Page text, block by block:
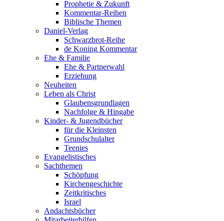
Prophetie & Zukunft
Kommentar-Reihen
Biblische Themen
Daniel-Verlag
Schwarzbrot-Reihe
de Koning Kommentar
Ehe & Familie
Ehe & Partnerwahl
Erziehung
Neuheiten
Leben als Christ
Glaubensgrundlagen
Nachfolge & Hingabe
Kinder- & Jugendbücher
für die Kleinsten
Grundschulalter
Teenies
Evangelistisches
Sachthemen
Schöpfung
Kirchengeschichte
Zeitkritisches
Israel
Andachtsbücher